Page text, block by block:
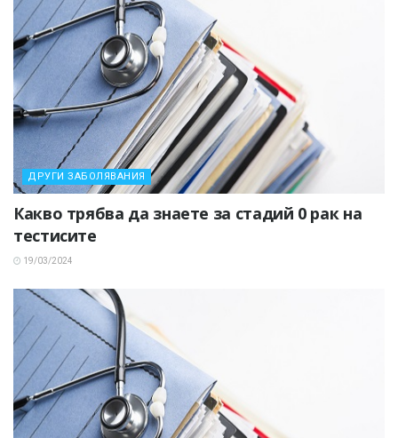
ДРУГИ ЗАБОЛЯВАНИЯ
Какво трябва да знаете за стадий 0 рак на
тестисите
19/03/2024